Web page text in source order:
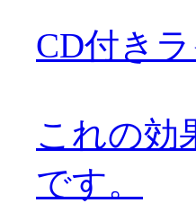
CD付き
これの効
です。